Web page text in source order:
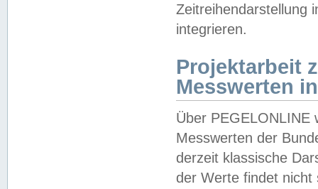
Zeitreihendarstellung
integrieren.
Projektarbeit
Messwerten
Über PEGELONLINE
Messwerten der
derzeit klassische
der Werte findet